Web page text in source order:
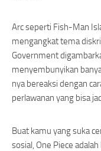
Arc seperti Fish-Man
mengangkat tema
Government
menyembunyikan
nya bereaksi dengan
perlawanan yang bisa
Buat kamu yang suka
sosial, One Piece adalah